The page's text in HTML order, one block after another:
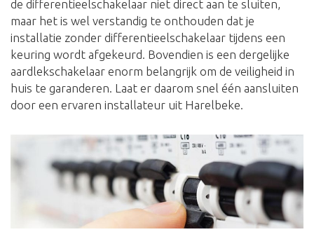
de differentieelschakelaar niet direct aan te sluiten,
maar het is wel verstandig te onthouden dat je
installatie zonder differentieelschakelaar tijdens een
keuring wordt afgekeurd. Bovendien is een dergelijke
aardlekschakelaar enorm belangrijk om de veiligheid in
huis te garanderen. Laat er daarom snel één aansluiten
door een ervaren installateur uit Harelbeke.